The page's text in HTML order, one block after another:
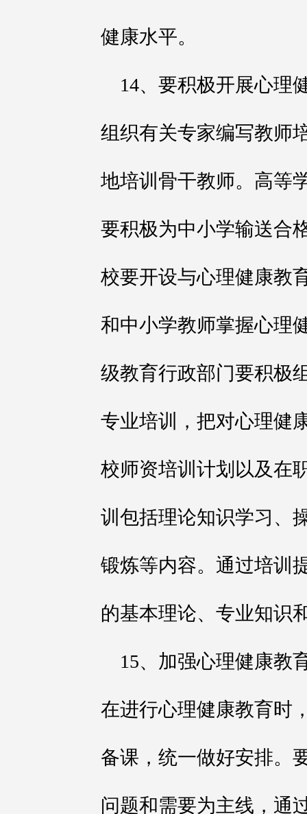
健康水平。
14、要积极开展心理
组织有关专家编写教师
地培训骨干教师。高等
要积极为中小学输送合
校要开设与心理健康教
和中小学教师掌握心理
级教育行政部门要积极
专业培训，把对心理健
校师资培训计划以及在
训包括理论知识学习、
锻炼等内容。通过培训
的基本理论、专业知识
15、加强心理健康教
在进行心理健康教育时
备课，统一做好安排。
问题和需要为主线，通